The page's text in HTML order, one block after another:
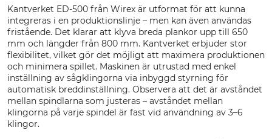
Kantverket ED-500 från Wirex är utformat för att kunna
integreras i en produktionslinje – men kan även användas
fristående. Det klarar att klyva breda plankor upp till 650
mm och längder från 800 mm. Kantverket erbjuder stor
flexibilitet, vilket gör det möjligt att maximera produktionen
och minimera spillet. Maskinen är utrustad med enkel
inställning av sågklingorna via inbyggd styrning för
automatisk breddinställning. Observera att det är avståndet
mellan spindlarna som justeras – avståndet mellan
klingorna på varje spindel är fast vid användning av 3–6
klingor.